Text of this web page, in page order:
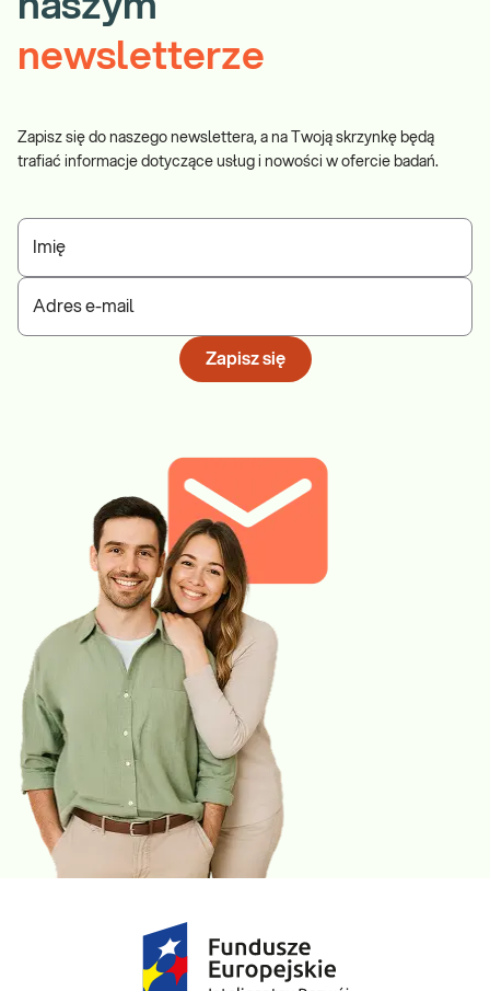
newsletterze
Zapisz się do naszego newslettera, a na Twoją skrzynkę będą
trafiać informacje dotyczące usług i nowości w ofercie badań.
Imię
Adres e-mail
Zapisz się